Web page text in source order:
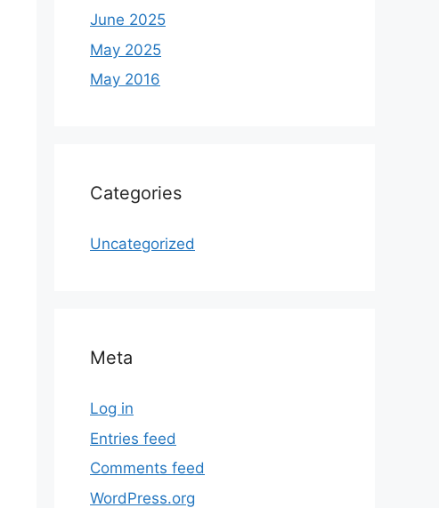
June 2025
May 2025
May 2016
Categories
Uncategorized
Meta
Log in
Entries feed
Comments feed
WordPress.org